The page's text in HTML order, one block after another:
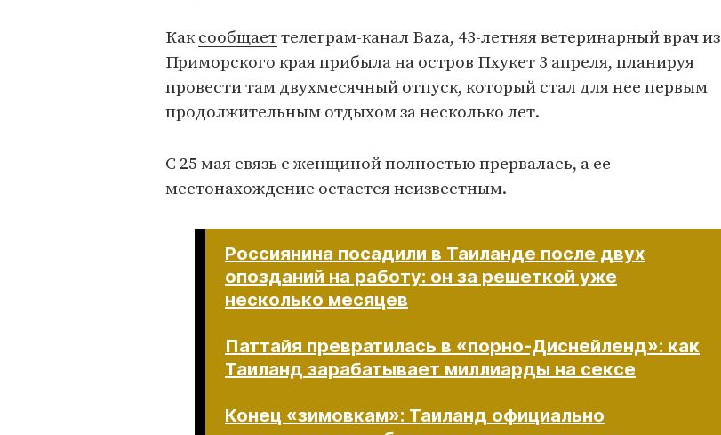
Каксообщаеттелеграм-канал Baza, 43-летняя ветеринарный врач из
Приморского края прибыла на остров Пхукет 3 апреля, планируя
провести там двухмесячный отпуск, который стал для нее первым
продолжительным отдыхом за несколько лет.
С 25 мая связь с женщиной полностью прервалась, а ее
местонахождение остается неизвестным.
Россиянина посадили в Таиланде после двух
опозданий на работу: он за решеткой уже
несколько месяцев
Паттайя превратилась в «порно-Диснейленд»: как
Таиланд зарабатывает миллиарды на сексе
Конец «зимовкам»: Таиланд официально